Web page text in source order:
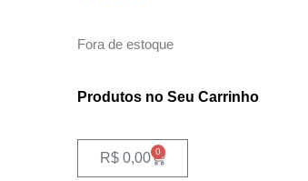
Fora de estoque
Produtos no Seu Carrinho
R$ 0,00 0